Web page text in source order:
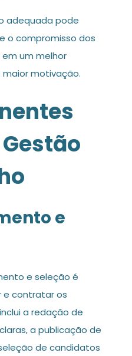
adequada pode
o compromisso dos
um melhor
motivação.
e
e seleção é
e contratar os
a redação de
a publicação de
de candidatos